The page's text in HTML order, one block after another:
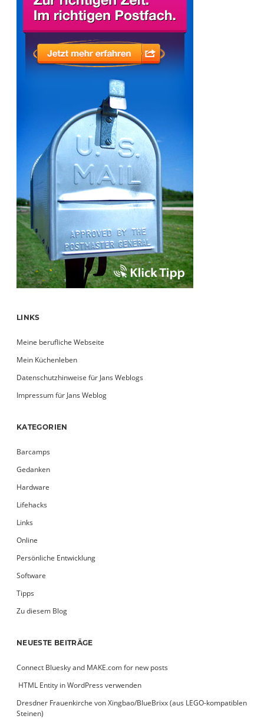
LINKS
Meine berufliche Webseite
Mein Küchenleben
Datenschutzhinweise für Jans Weblogs
Impressum für Jans Weblog
KATEGORIEN
Barcamps
Gedanken
Hardware
Lifehacks
Links
Online
Persönliche Entwicklung
Software
Tipps
Zu diesem Blog
NEUESTE BEITRÄGE
Connect Bluesky and MAKE.com for new posts
­ HTML Entity in WordPress verwenden
Dresdner Frauenkirche von Xingbao/BlueBrixx (aus LEGO-kompatiblen
Steinen)